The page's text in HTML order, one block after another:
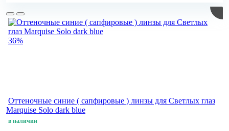
36%
Оттеночные синие ( сапфировые ) линзы для Светлых глаз
Marquise Solo dark blue
в наличии